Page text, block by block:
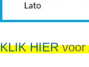
KLIK HIERvoor